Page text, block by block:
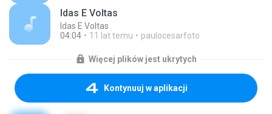
Idas E Voltas
Idas E Voltas
04:04
11 lat temu paulocesarfoto
Więcej plików jest ukrytych
Kontynuuj w aplikacji